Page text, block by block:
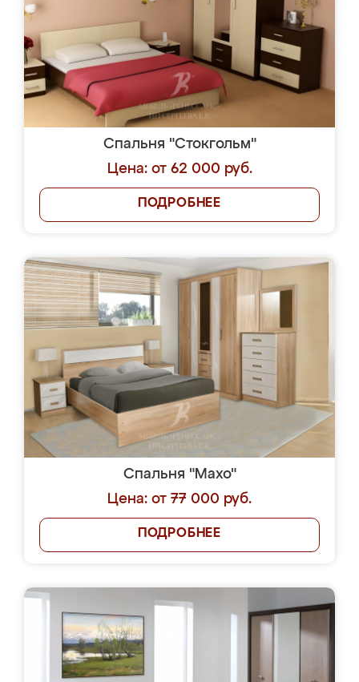
Спальня "Стокгольм"
Цена: от 62 000 руб.
ПОДРОБНЕЕ
Спальня "Махо"
Цена: от 77 000 руб.
ПОДРОБНЕЕ